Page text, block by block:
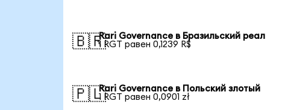
🇧🇷Rari Governance в Бразильский реал
1 RGT равен 0,1239 R$
🇵🇱Rari Governance в Польский злотый
1 RGT равен 0,0901 zł